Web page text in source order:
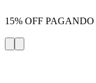
15% OFF